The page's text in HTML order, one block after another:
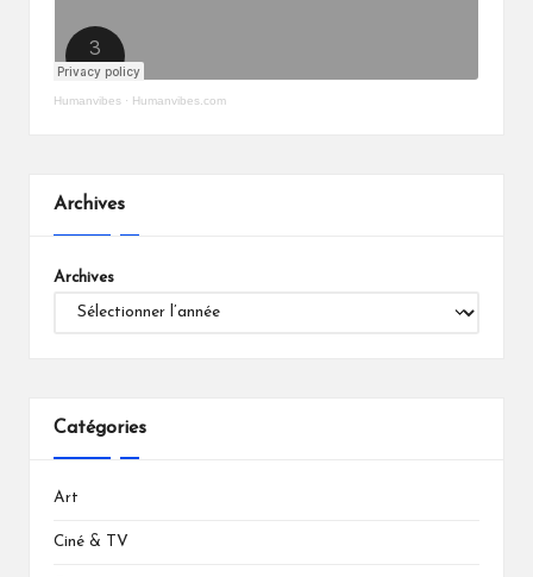
Humanvibes · Humanvibes.com
Archives
Archives
Catégories
Art
Ciné & TV